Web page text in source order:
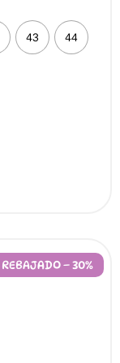
43 44
REBAJADO – 30%